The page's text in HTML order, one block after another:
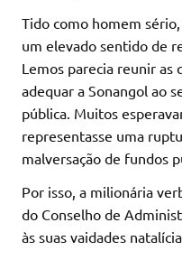
Tido como homem
um elevado sentido de
Lemos parecia reunir as
adequar a Sonangol ao
pública. Muitos
representasse uma
malversação de fundos
Por isso, a milionária
do Conselho de
às suas vaidades